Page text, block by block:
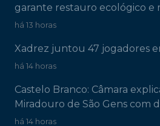
garante restauro ecológico e
há 13 horas
Xadrez juntou 47 jogadores
há 14 horas
Castelo Branco: Câmara
Miradouro de São Gens com
há 14 horas